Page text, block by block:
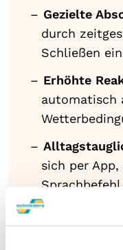
Gezielte
durch
Schließen
Erhöhte
automatisch
sich per